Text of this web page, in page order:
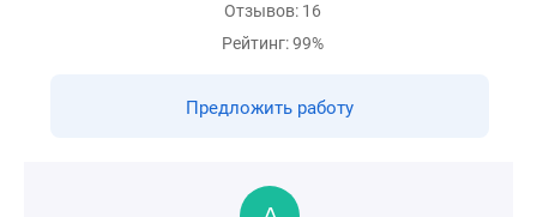
Отзывов: 16
Рейтинг: 99%
Предложить работу